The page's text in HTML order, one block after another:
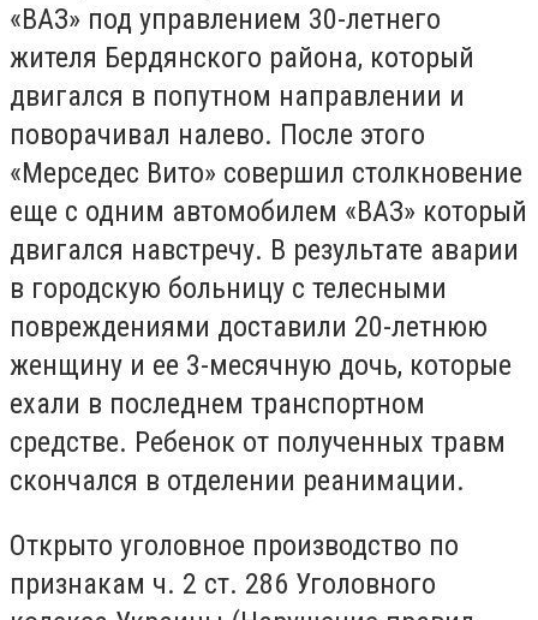
«ВАЗ» под управлением 30-летнего
жителя Бердянского района, который
двигался в попутном направлении и
поворачивал налево. После этого
«Мерседес Вито» совершил столкновение
еще с одним автомобилем «ВАЗ» который
двигался навстречу. В результате аварии
в городскую больницу с телесными
повреждениями доставили 20-летнюю
женщину и ее 3-месячную дочь, которые
ехали в последнем транспортном
средстве. Ребенок от полученных травм
скончался в отделении реанимации.
Открыто уголовное производство по
признакам ч. 2 ст. 286 Уголовного